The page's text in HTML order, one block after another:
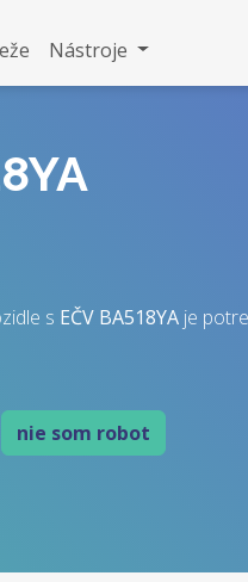
Nástroje
s EČV BA518YAje
nie som robot